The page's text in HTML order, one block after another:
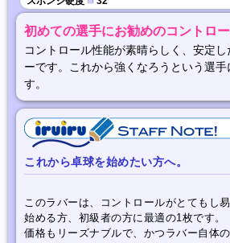
初めての選手にお勧めのコントロ
コントロール性能が素晴らしく、安定
ーです。これから強くなろうという選
す。
これから卓球を始めたい方へ。
このラバーは、コントロールがとてもし
始める方、初級者の方に最適の1枚です。
価格もリーズナブルで、かつラバー自体